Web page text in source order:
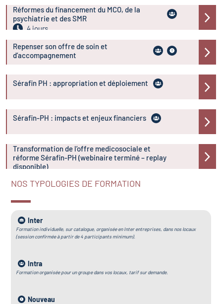
Réformes du financement du MCO, de la
psychiatrie et des SMR
4 jours
Repenser son offre de soin et
d’accompagnement
Sérafin PH : appropriation et déploiement
Sérafin-PH : impacts et enjeux financiers
Transformation de l’offre medicosociale et
réforme Sérafin-PH (webinaire terminé – replay
disponible)
NOS TYPOLOGIES DE FORMATION
Inter
Formation individuelle, sur catalogue, organisée en Inter entreprises, dans nos locaux
(session confirmée à partir de 4 participants minimum).
Intra
Formation organisée pour un groupe dans vos locaux, tarif sur demande.
Nouveau